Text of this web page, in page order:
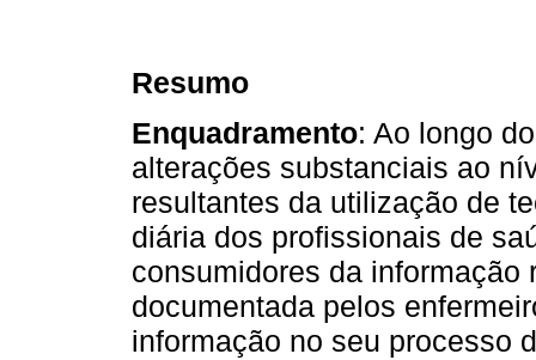
Resumo
Enquadramento: Ao longo
alterações substanciais ao
resultantes da utilização de
diária dos profissionais de
consumidores da informação
documentada pelos
informação no seu processo